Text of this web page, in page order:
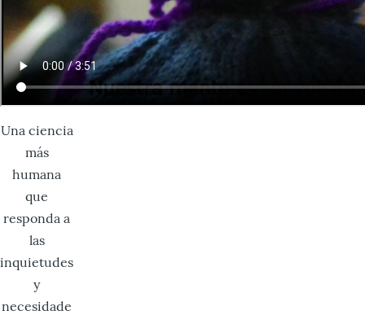
Una ciencia
más
humana
que
responda a
las
inquietudes
y
necesidade